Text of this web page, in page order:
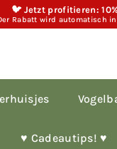
🐦 Jetzt profitieren:
Rabatt wird automatisch
♥︎ Cadeautips! ♥︎